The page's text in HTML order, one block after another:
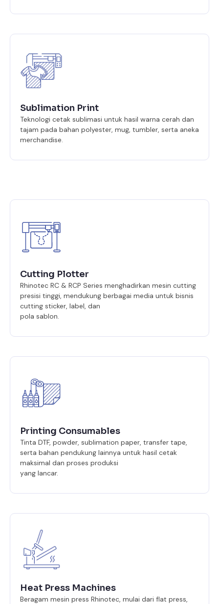
Sublimation Print
Teknologi cetak sublimasi untuk hasil warna cerah dan
tajam pada bahan polyester, mug, tumbler, serta aneka
merchandise.
Cutting Plotter
Rhinotec RC & RCP Series menghadirkan mesin cutting
presisi tinggi, mendukung berbagai media untuk bisnis
cutting sticker, label, dan
pola sablon.
Printing Consumables
Tinta DTF, powder, sublimation paper, transfer tape,
serta bahan pendukung lainnya untuk hasil cetak
maksimal dan proses produksi
yang lancar.
Heat Press Machines
Beragam mesin press Rhinotec, mulai dari flat press,